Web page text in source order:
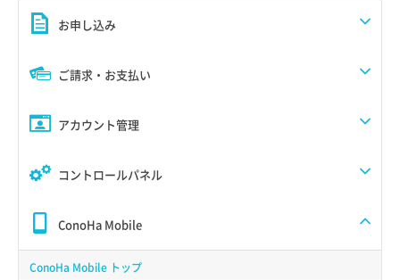
お申し込み
ご請求・お支払い
アカウント管理
コントロールパネル
ConoHa Mobile
ConoHa Mobile トップ